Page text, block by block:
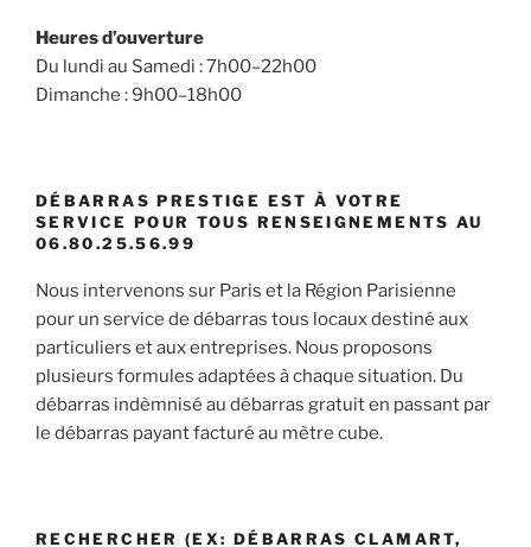
Heures d’ouverture
Du lundi au Samedi : 7h00–22h00
Dimanche : 9h00–18h00
DÉBARRAS PRESTIGE EST À VOTRE
SERVICE POUR TOUS RENSEIGNEMENTS AU
06.80.25.56.99
Nous intervenons sur Paris et la Région Parisienne
pour un service de débarras tous locaux destiné aux
particuliers et aux entreprises. Nous proposons
plusieurs formules adaptées à chaque situation. Du
débarras indèmnisé au débarras gratuit en passant par
le débarras payant facturé au mètre cube.
RECHERCHER (EX: DÉBARRAS CLAMART,